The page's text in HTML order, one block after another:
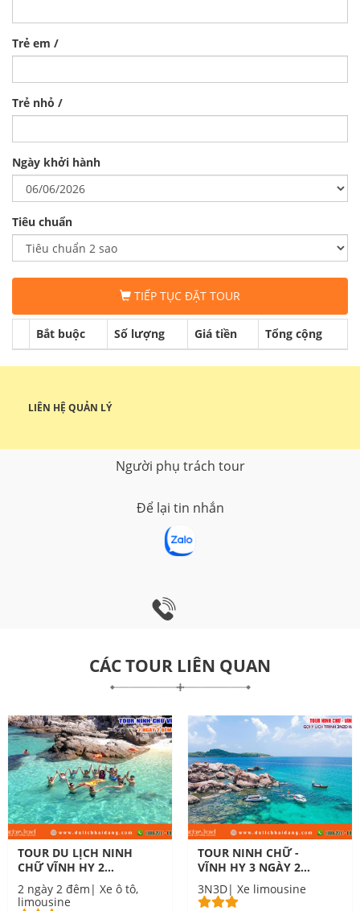
Trẻ em /
Trẻ nhỏ /
Ngày khởi hành
Tiêu chuẩn
TIẾP TỤC ĐẶT TOUR
Bắt buộc Số lượng Giá tiền Tổng cộng
LIÊN HỆ QUẢN LÝ
Người phụ trách tour
Để lại tin nhắn
CÁC TOUR LIÊN QUAN
TOUR DU LỊCH NINH
CHỮ VĨNH HY 2
NGÀY 2 ĐÊM
2 ngày 2 đêm| Xe ô tô,
limousine
TOUR NINH CHỮ -
VĨNH HY 3 NGÀY 2
ĐÊM XE GIƯỜNG
3N3D| Xe limousine